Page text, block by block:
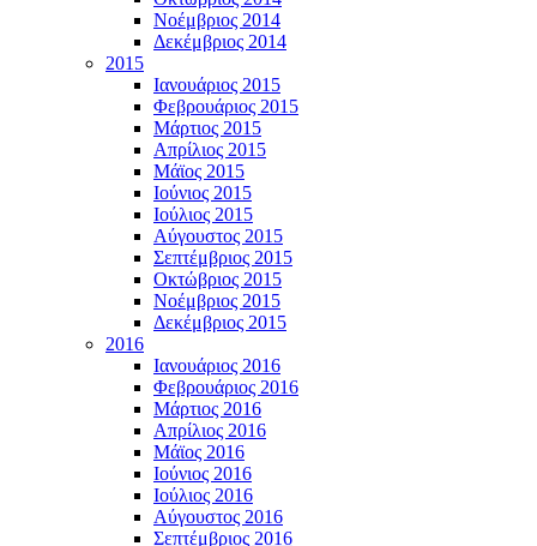
Νοέμβριος 2014
Δεκέμβριος 2014
2015
Ιανουάριος 2015
Φεβρουάριος 2015
Μάρτιος 2015
Απρίλιος 2015
Μάϊος 2015
Ιούνιος 2015
Ιούλιος 2015
Αύγουστος 2015
Σεπτέμβριος 2015
Οκτώβριος 2015
Νοέμβριος 2015
Δεκέμβριος 2015
2016
Ιανουάριος 2016
Φεβρουάριος 2016
Μάρτιος 2016
Απρίλιος 2016
Μάϊος 2016
Ιούνιος 2016
Ιούλιος 2016
Αύγουστος 2016
Σεπτέμβριος 2016